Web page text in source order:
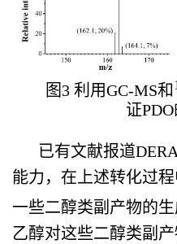
图3 利用GC-MS和
证PDO
已有文献报道
能力，在上述转化过
一些二醇类副产物的
乙醇对这些二醇类副